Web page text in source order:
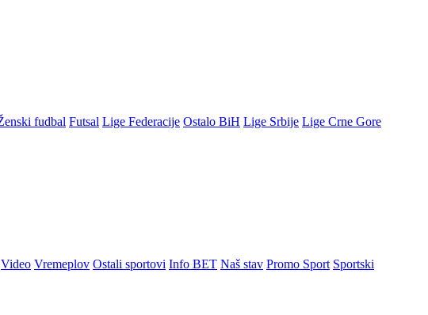
fudbal Futsal Lige Federacije Ostalo BiH Lige Srbije Lige Crne Gore
Video Vremeplov Ostali sportovi Info BET Naš stav Promo Sport Sportski